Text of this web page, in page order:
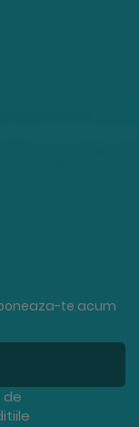
te acum
de